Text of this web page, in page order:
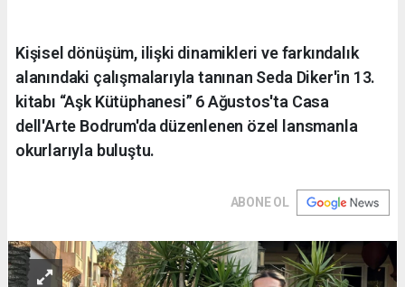
Kişisel dönüşüm, ilişki dinamikleri ve farkındalık
alanındaki çalışmalarıyla tanınan Seda Diker'in 13.
kitabı “Aşk Kütüphanesi” 6 Ağustos'ta Casa
dell'Arte Bodrum'da düzenlenen özel lansmanla
okurlarıyla buluştu.
ABONE OL